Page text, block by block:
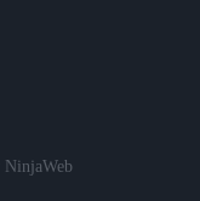
NinjaWeb